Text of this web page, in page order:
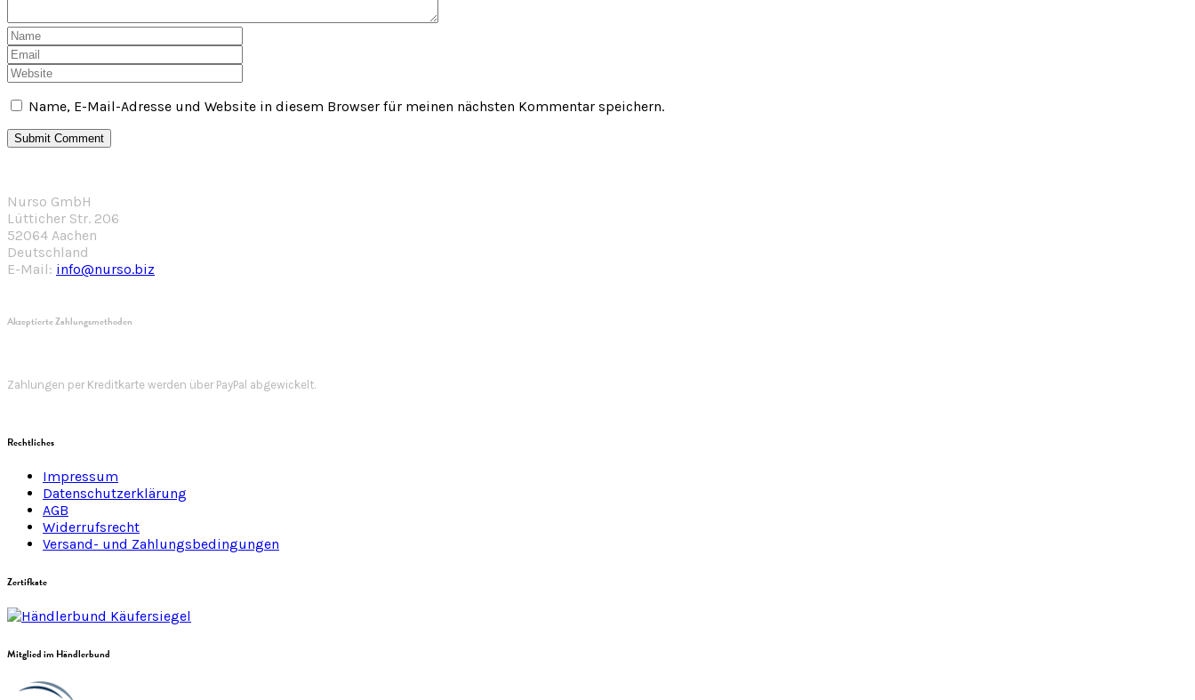
Name, E-Mail-Adresse und Website in diesem Browser für meinen nächsten Kommentar speichern.
Nurso GmbH
Lütticher Str. 206
52064 Aachen
Deutschland
E-Mail: info@nurso.biz
Akzeptierte Zahlungsmethoden
Zahlungen per Kreditkarte werden über PayPal abgewickelt.
Rechtliches
Impressum
Datenschutzerklärung
AGB
Widerrufsrecht
Versand- und Zahlungsbedingungen
Zertifkate
Mitglied im Händlerbund